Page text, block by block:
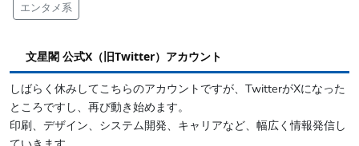
エンタメ系
文星閣 公式X（旧Twitter）アカウント
しばらく休みしてこちらのアカウントですが、TwitterがXになった
ところですし、再び動き始めます。
印刷、デザイン、システム開発、キャリアなど、幅広く情報発信し